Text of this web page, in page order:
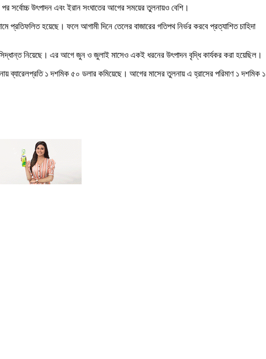
সর্বোচ্চ উৎপাদন এবং ইরান সংঘাতের আগের সময়ের তুলনায়ও বেশি।
হয়েছে। ফলে আগামী দিনে তেলের বাজারের গতিপথ নির্ভর করবে প্রত্যাশিত চাহিদা
নিয়েছে। এর আগে জুন ও জুলাই মাসেও একই ধরনের উৎপাদন বৃদ্ধি কার্যকর করা হয়েছিল।
ব্যারেলপ্রতি ১ দশমিক ৫০ ডলার কমিয়েছে। আগের মাসের তুলনায় এ হ্রাসের পরিমাণ ১ দশমিক